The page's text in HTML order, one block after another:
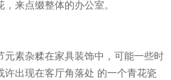
，来点缀整体的办公室。
素杂糅在家具装饰中，可能一些时
许出现在客厅角落处 的一个青花瓷